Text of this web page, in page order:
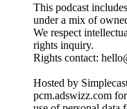
This podcast
under a mix of
We respect
rights inquiry.
Rights contact:
Hosted by
pcm.adswizz.com